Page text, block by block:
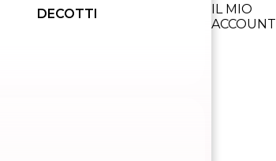
DECOTTI
IL MIO
ACCOUNT